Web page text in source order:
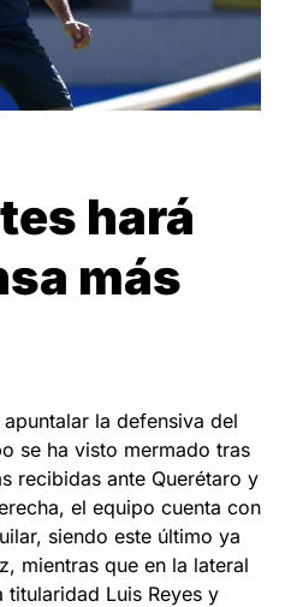
hará
más
la defensiva del
se ha visto mermado tras
recibidas ante Querétaro y
el equipo cuenta con
siendo este último ya
mientras que en la lateral
Luis Reyes y